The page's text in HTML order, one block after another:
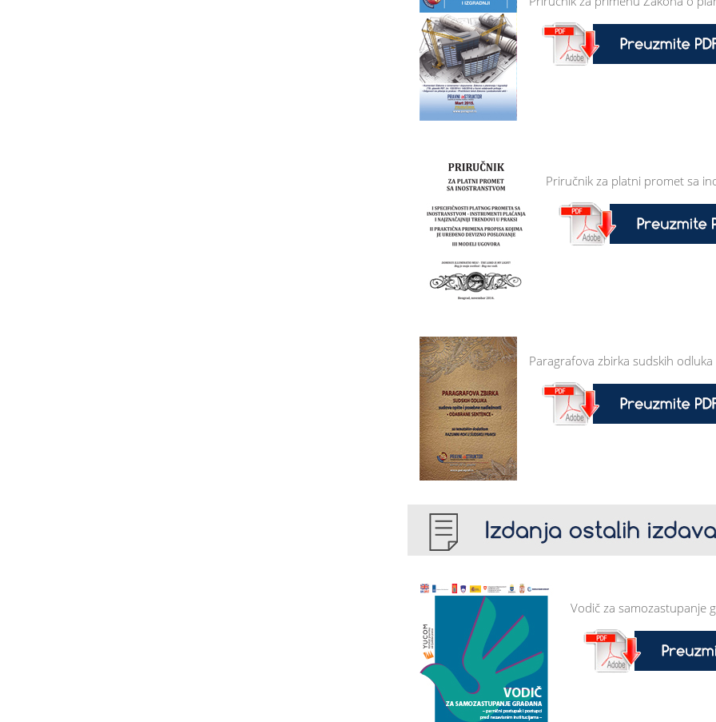
Priručnik za platni promet sa
Paragrafova zbirka sudskih odluka
Vodič za samozastupanje